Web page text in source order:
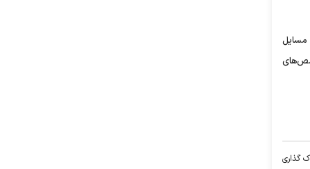
مسایل
گذاری